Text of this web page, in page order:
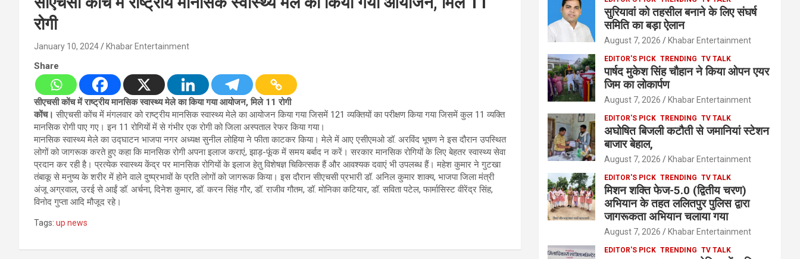
रोगी
January 10, 2024 Khabar Entertainment
Share
सीएचसी कोंच में राष्ट्रीय मानसिक स्वास्थ्य मेले का किया गया आयोजन, मिले 11 रोगी
कोंच। सीएचसी कोंच में मंगलवार को राष्ट्रीय मानसिक स्वास्थ्य मेले का आयोजन किया गया जिसमें 121 व्यक्तियों का परीक्षण किया गया जिसमें कुल 11 व्यक्ति
मानसिक रोगी पाए गए। इन 11 रोगियों में से गंभीर एक रोगी को जिला अस्पताल रेफर किया गया।
मानसिक स्वास्थ्य मेले का उद्घाटन भाजपा नगर अध्यक्ष सुनील लोहिया ने फीता काटकर किया। मेले में आए एसीएमओ डॉ. अरविंद भूषण ने इस दौरान उपस्थित
लोगों को जागरूक करते हुए कहा कि मानसिक रोगी अपना इलाज कराएं, झाड़-फूंक में समय बर्बाद न करें। सरकार मानसिक रोगियों के लिए बेहतर स्वास्थ्य सेवा
प्रदान कर रही है। प्रत्येक स्वास्थ्य केंद्र पर मानसिक रोगियों के इलाज हेतु विशेषज्ञ चिकित्सक हैं और आवश्यक दवाएं भी उपलब्ध हैं। महेश कुमार ने गुटखा
तंबाकू से मनुष्य के शरीर में होने वाले दुष्प्रभावों के प्रति लोगों को जागरूक किया। इस दौरान सीएचसी प्रभारी डॉ. अनिल कुमार शाक्य, भाजपा जिला मंत्री
अंजू अग्रवाल, उरई से आईं डॉ. अर्चना, दिनेश कुमार, डॉ. करन सिंह गौर, डॉ. राजीव गौतम, डॉ. मोनिका कटियार, डॉ. सविता पटेल, फार्मासिस्ट वीरेंद्र सिंह,
विनोद गुप्ता आदि मौजूद रहे।
Tags: up news
सुरियावां को तहसील बनाने के लिए संघर्ष
समिति का बड़ा ऐलान
August 7, 2026 Khabar Entertainment
EDITOR'S PICK TRENDING TV TALK
पार्षद मुकेश सिंह चौहान ने किया ओपन एयर
जिम का लोकार्पण
August 7, 2026 Khabar Entertainment
EDITOR'S PICK TRENDING TV TALK
अघोषित बिजली कटौती से जमानियां स्टेशन
बाजार बेहाल,
August 7, 2026 Khabar Entertainment
EDITOR'S PICK TRENDING TV TALK
मिशन शक्ति फेज-5.0 (द्वितीय चरण)
अभियान के तहत ललितपुर पुलिस द्वारा
जागरूकता अभियान चलाया गया
August 7, 2026 Khabar Entertainment
EDITOR'S PICK TRENDING TV TALK